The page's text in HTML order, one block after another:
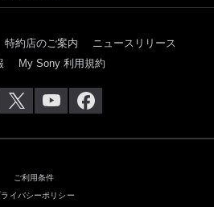
特約店のご案内
ニュースリリース
My Sony 利用規約
ご利用条件
ライバシーポリシー